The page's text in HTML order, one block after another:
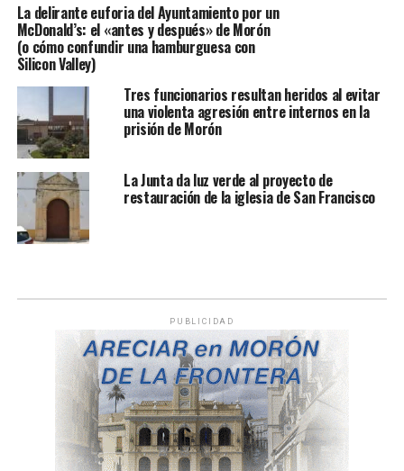
La delirante euforia del Ayuntamiento por un
McDonald’s: el «antes y después» de Morón
(o cómo confundir una hamburguesa con
Silicon Valley)
Tres funcionarios resultan heridos al evitar
una violenta agresión entre internos en la
prisión de Morón
La Junta da luz verde al proyecto de
restauración de la iglesia de San Francisco
PUBLICIDAD